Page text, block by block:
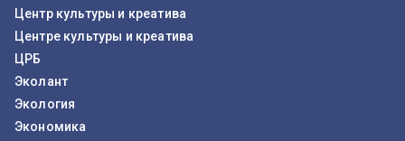
Центр культуры и креатива
Центре культуры и креатива
ЦРБ
Эколант
Экология
Экономика